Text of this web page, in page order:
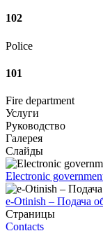
102
Police
101
Fire department
Услуги
Руководство
Галерея
Слайды
Electronic
e-Otinish – Подача
Страницы
Contacts